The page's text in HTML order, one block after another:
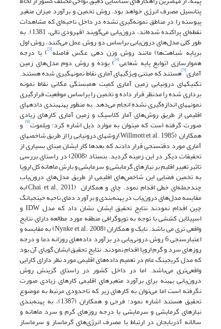
پتانسیل مصرف انرژی خواهد بود. روش تخمین و برآورد میزان متغیر
پیوسته را در مناطق نمونه‌گیری نشده در داخل ناحیه‌ای که مشاهدات
نقطه‌ای پراکنده شده‌اند، درون‌یابی می‌گویند (قهرودی تالی، 1381). به
طور کلی مدل‌های درون‌یابی براساس دو روش عمل می‌کنند، روش اول
برپایه شباهت‌ها) مانند روش وزن دهی عکس فاصله[3] ) یا درجه
هموارسازی (توابع پایه شعاعی[4] ) بوده و روش دوم مدل‌های زمین
آماری[5] هستند که مبتنی ویژگی­های آماری نقاط نمونه­گیری شده هستند.
تکنیک­های درونیابی زمین آماری کمیت همبستگی مکانی نقاط نمونه
برداری شده را مدنظر قرار داده و تخمین را براساس موقعیت قرارگیری
نمونه­های اندازه‌گیری نشده انجام می‌دهد. به منظور پهنه­بندی داده­های
اقلیمی از طریق روش‌های آمار کلاسیک و زمین آماری کارهای زیادی
صورت گرفته است که می­توان به موارد ذیل اشاره کرد: ویلموت[6] و
همکاران (Willmott et al., 1985)روش­های درون­یابی را از طریق شاخص­های
آماری مورد دقت­سنجی قرار دادند که بعدها کار ایشان مبنای بسیاری از
تحقیقات دیگر در این زمینه گردید. بنستاد (2008) در راستای بررسی
تاثیر تغییر اقلیم بر نیازهای گرمایشی و سرمایشی و بارش ماهانه کل اروپا
به تخمین فضایی این شاخص‌های اقلیمی از طریق مدل‌های درون‌یاب
چندجمله‌ای خطی اقدام نمود. چای و همکاران (Chai, et al., 2011)به
مقایسه مدل‌های درون‌یاب در پهنه‌بندی و برآورد دمای ناحیه خینجیانگ
چین اقدام نمودند نتایج تحقیق ایشان نشان داد که مدل IDW و
اسپیلاین کششی با توجه به توپوگرافی منطقه مورد مطالعه دارای نتایج
واقعی تری می باشد. نایک و همکاران (Nynke et al., 2008) به مقایسه و
اعتبارسنجی 6 روش درونی‌یابی در برآورد داده‌های روزانه دما و درجه
روزهای سرد و گرم اروپا اقدام نمودند. نتایج تحقیق ایشان گویای آن بود
که مدل کریجینگ عام در تعمیم داده‌های اقلیمی مورد نظر دارای کارایی
واقعی‌تری می‌باشد. اما در داخل کشور در راستای گزینش روش
درون‌یابی بهینه برای برآورد متغیرهای اقلیمی کارهای زیادی صورت
نگرفته است اما می‌توان به کارهای زیر که تاحدودی مرتبط به موضوع
تحقیق هستند اشاره نمود: فرجی و همکاران (1387)، به پهنه‌بندی
نیازهای گرمایشی و سرمایشی یا درجه روزهای گرم و سرد ماهانه و
سالانه آذربایجان در ارتباط با مصرف انرژی‌های گرماساز و سرماساز